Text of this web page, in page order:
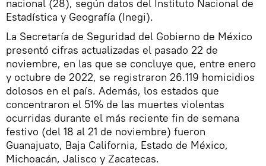
nacional (28), según datos del Instituto Nacional de
Estadística y Geografía (Inegi).
La Secretaría de Seguridad del Gobierno de México
presentó cifras actualizadas el pasado 22 de
noviembre, en las que se concluye que, entre enero
y octubre de 2022, se registraron 26.119 homicidios
dolosos en el país. Además, los estados que
concentraron el 51% de las muertes violentas
ocurridas durante el más reciente fin de semana
festivo (del 18 al 21 de noviembre) fueron
Guanajuato, Baja California, Estado de México,
Michoacán, Jalisco y Zacatecas.